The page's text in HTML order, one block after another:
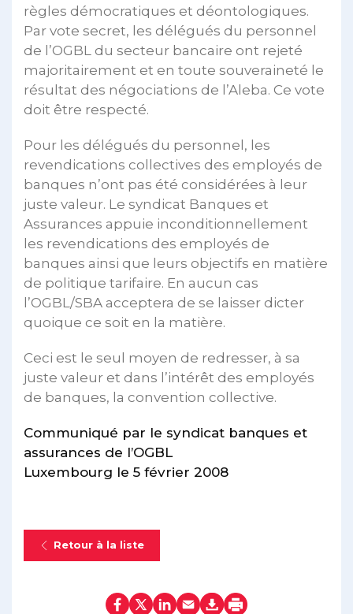
règles démocratiques et déontologiques.
Par vote secret, les délégués du personnel
de l’OGBL du secteur bancaire ont rejeté
majoritairement et en toute souveraineté le
résultat des négociations de l’Aleba. Ce vote
doit être respecté.
Pour les délégués du personnel, les
revendications collectives des employés de
banques n’ont pas été considérées à leur
juste valeur. Le syndicat Banques et
Assurances appuie inconditionnellement
les revendications des employés de
banques ainsi que leurs objectifs en matière
de politique tarifaire. En aucun cas
l’OGBL/SBA acceptera de se laisser dicter
quoique ce soit en la matière.
Ceci est le seul moyen de redresser, à sa
juste valeur et dans l’intérêt des employés
de banques, la convention collective.
Communiqué par le syndicat banques et
assurances de l’OGBL
Luxembourg le 5 février 2008
Retour à la liste